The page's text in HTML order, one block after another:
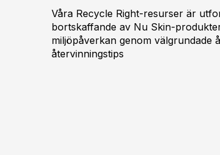
Våra Recycle Right-resurser är
bortskaffande av Nu Skin-
miljöpåverkan genom välgrundade
återvinningstips